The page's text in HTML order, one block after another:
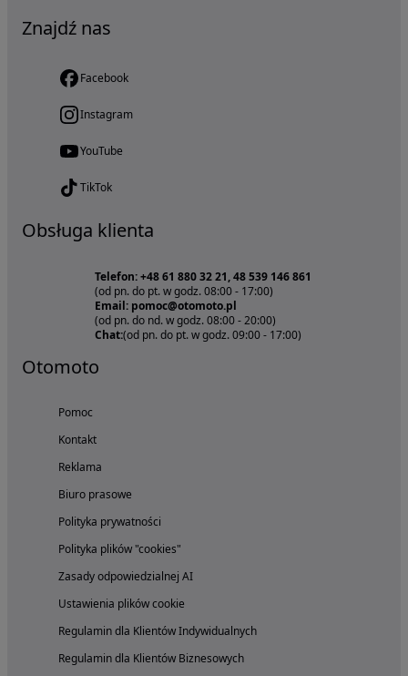
Znajdź nas
Facebook
Instagram
YouTube
TikTok
Obsługa klienta
Telefon: +48 61 880 32 21, 48 539 146 861
(od pn. do pt. w godz. 08:00 - 17:00)
Email: pomoc@otomoto.pl
(od pn. do nd. w godz. 08:00 - 20:00)
Chat:(od pn. do pt. w godz. 09:00 - 17:00)
Otomoto
Pomoc
Kontakt
Reklama
Biuro prasowe
Polityka prywatności
Polityka plików "cookies"
Zasady odpowiedzialnej AI
Ustawienia plików cookie
Regulamin dla Klientów Indywidualnych
Regulamin dla Klientów Biznesowych